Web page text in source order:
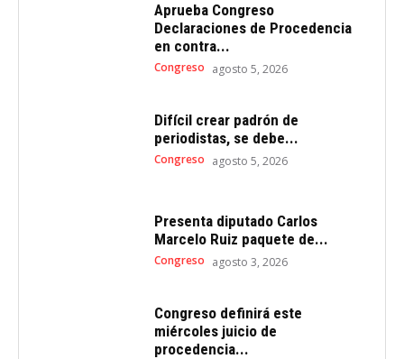
Aprueba Congreso
Declaraciones de Procedencia
en contra...
Congreso agosto 5, 2026
Difícil crear padrón de
periodistas, se debe...
Congreso agosto 5, 2026
Presenta diputado Carlos
Marcelo Ruiz paquete de...
Congreso agosto 3, 2026
Congreso definirá este
miércoles juicio de
procedencia...